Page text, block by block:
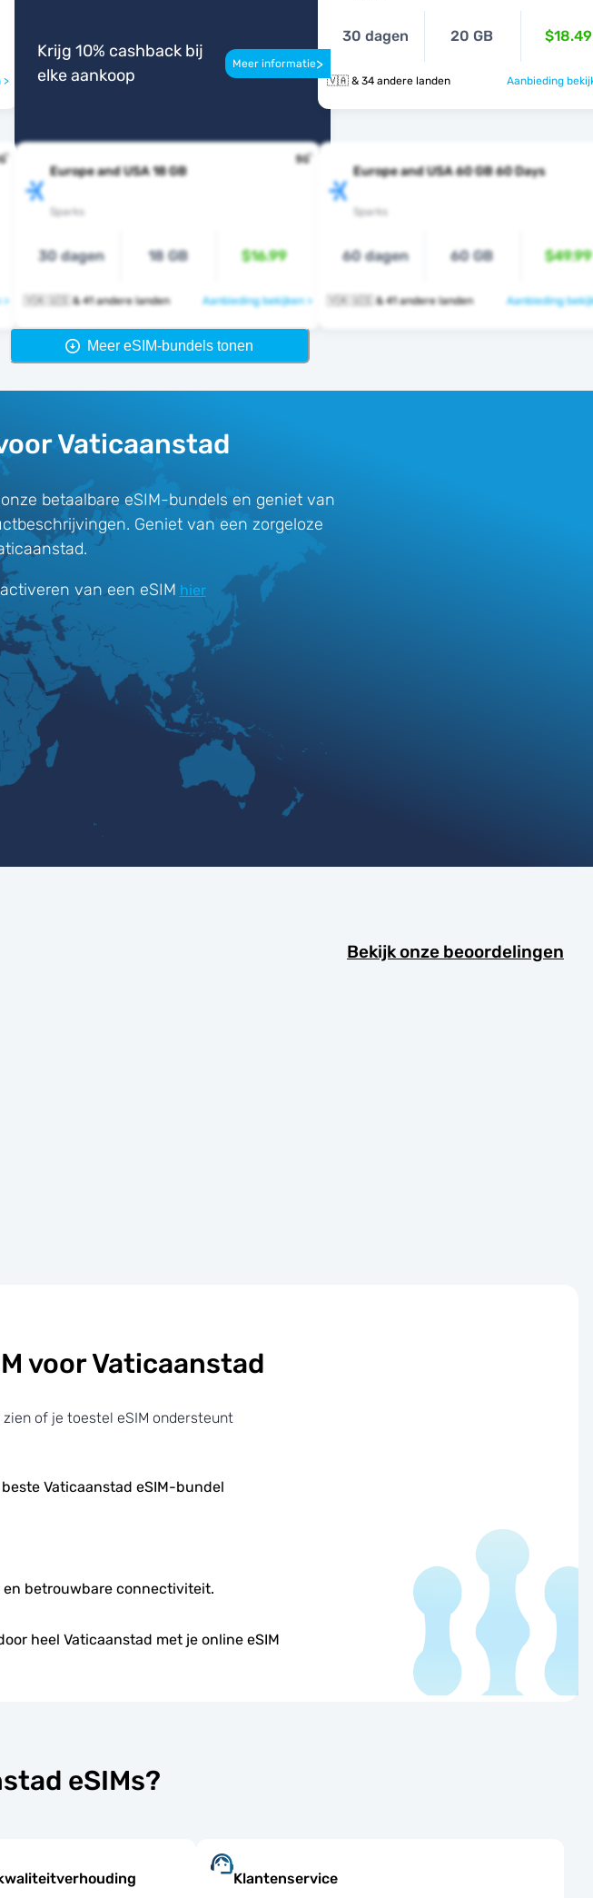
>
Krijg 10% cashback bij
elke aankoop
Meer informatie>
30 dagen 20 GB $18.49
🇻🇦 & 34 andere landen Aanbieding
>
Europe and USA 18 GB
Sparks
30 dagen 18 GB $16.99
🇻🇦 🇺🇸 & 41 andere landen Aanbieding bekijken >
Europe and USA 60 GB 60 Days
Sparks
60 dagen 60 GB $49.99
🇻🇦 🇺🇸 & 41 andere landen Aanbieding
Meer eSIM-bundels tonen
Vaticaanstad
betaalbare eSIM-bundels en geniet van
Geniet van een zorgeloze
van een eSIM hier
Bekijk onze beoordelingen
voor Vaticaanstad
of je toestel eSIM ondersteunt
Vaticaanstad eSIM-bundel
en betrouwbare connectiviteit.
heel Vaticaanstad met je online eSIM
eSIMs?
Klantenservice